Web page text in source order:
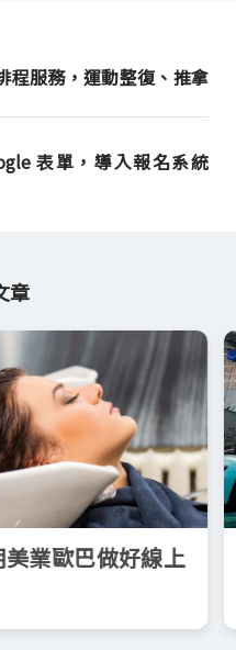
程服務，運動整復、推拿
表單，導入報名系統
章
業歐巴做好線上